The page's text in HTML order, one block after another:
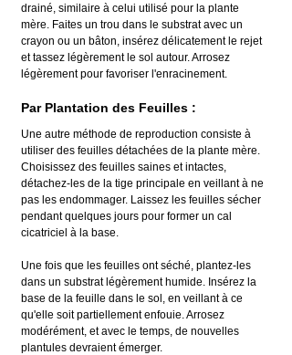
drainé, similaire à celui utilisé pour la plante
mère. Faites un trou dans le substrat avec un
crayon ou un bâton, insérez délicatement le rejet
et tassez légèrement le sol autour. Arrosez
légèrement pour favoriser l'enracinement.
Par Plantation des Feuilles :
Une autre méthode de reproduction consiste à
utiliser des feuilles détachées de la plante mère.
Choisissez des feuilles saines et intactes,
détachez-les de la tige principale en veillant à ne
pas les endommager. Laissez les feuilles sécher
pendant quelques jours pour former un cal
cicatriciel à la base.
Une fois que les feuilles ont séché, plantez-les
dans un substrat légèrement humide. Insérez la
base de la feuille dans le sol, en veillant à ce
qu'elle soit partiellement enfouie. Arrosez
modérément, et avec le temps, de nouvelles
plantules devraient émerger.